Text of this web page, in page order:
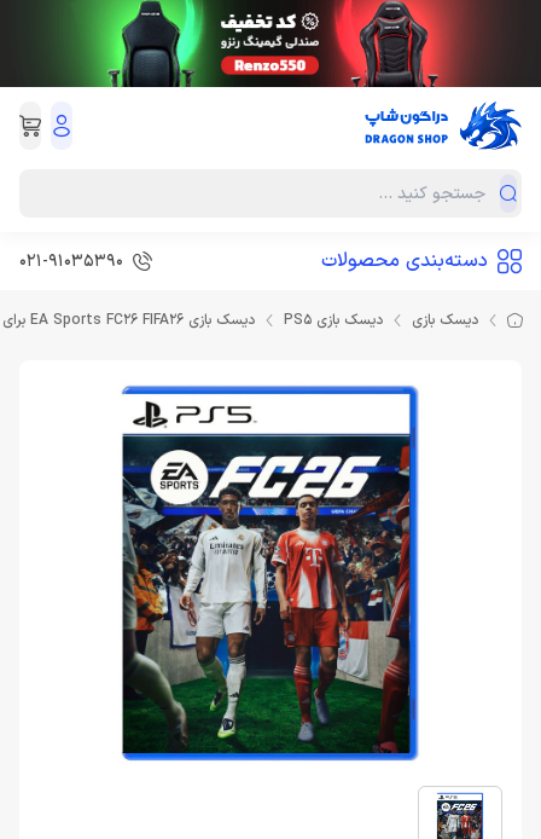
دسته‌بندی محصولات 021-91035390
دیسک بازی دیسک بازی PS5 دیسک بازی EA Sports FC26 FIFA26 برای PS5